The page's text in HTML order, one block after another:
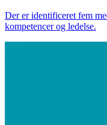
Der er identificeret fem
kompetencer og ledelse.